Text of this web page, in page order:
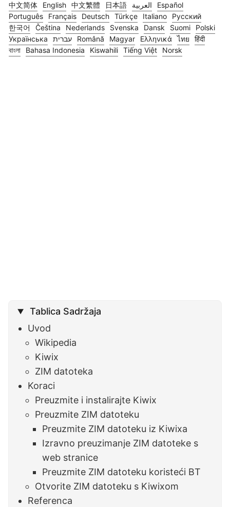
中文简体
English 中文繁體 日本語 العربية
Español
Português
Français Deutsch Türkçe Italiano
Русский
한국어
Čeština Nederlands Svenska Dansk Suomi
Polski
Українська
עברית Română Magyar Ελληνικά ไทย
हिंदी
বাংলা
Bahasa Indonesia Kiswahili Tiếng Việt Norsk
Tablica Sadržaja
Uvod
Wikipedia
Kiwix
ZIM datoteka
Koraci
Preuzmite i instalirajte Kiwix
Preuzmite ZIM datoteku
Preuzmite ZIM datoteku iz Kiwixa
Izravno preuzimanje ZIM datoteke s
web stranice
Preuzmite ZIM datoteku koristeći BT
Otvorite ZIM datoteku s Kiwixom
Referenca